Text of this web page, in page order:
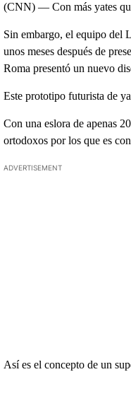
(CNN) — Con más yates
Sin embargo, el equipo del
unos meses después de
Roma presentó un nuevo
Este prototipo futurista de
Con una eslora de apenas
ortodoxos por los que es
ADVERTISEMENT
Así es el concepto de un